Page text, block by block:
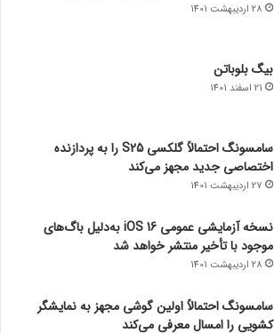
28 اردیبهشت 1401
بیگ بلوباتن
21 اسفند 1401
سامسونگ احتمالاً گلکسی S25 را به پردازنده
اختصاصی جدید مجهز می‌کند
27 اردیبهشت 1401
نسخه آزمایشی عمومی iOS 16 به‌دلیل باگ‌های
موجود با تأخیر منتشر خواهد شد
28 اردیبهشت 1401
سامسونگ احتمالاً اولین گوشی مجهز به نمایشگر
کشویی را امسال معرفی می‌کند